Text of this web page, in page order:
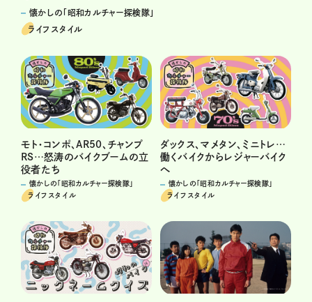
懐かしの「昭和カルチャー探検隊」
ライフスタイル
モト・コンポ、AR50、チャンプ
RS…怒涛のバイクブームの立
役者たち
懐かしの「昭和カルチャー探検隊」
ライフスタイル
ダックス、マメタン、ミニトレ…
働くバイクからレジャーバイク
へ
懐かしの「昭和カルチャー探検隊」
ライフスタイル